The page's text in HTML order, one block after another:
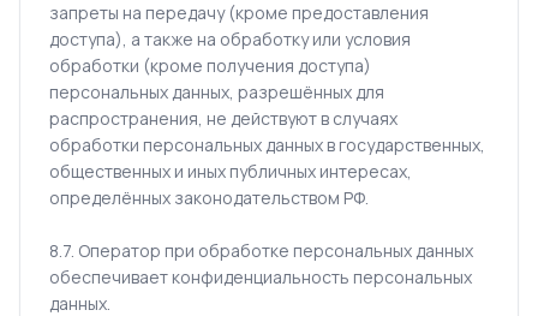
запреты на передачу (кроме предоставления
доступа), а также на обработку или условия
обработки (кроме получения доступа)
персональных данных, разрешённых для
распространения, не действуют в случаях
обработки персональных данных в государственных,
общественных и иных публичных интересах,
определённых законодательством РФ.
8.7. Оператор при обработке персональных данных
обеспечивает конфиденциальность персональных
данных.